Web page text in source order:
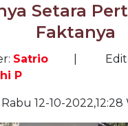
Setara
Faktanya
Satrio
P
Rabu 12-10-2022,12:28